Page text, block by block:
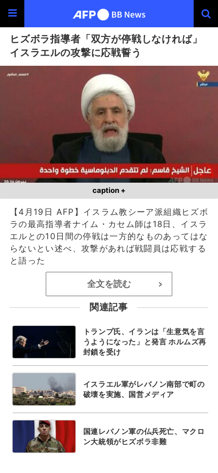
ヒズボラ指導者「双方が停戦しなければ」
イスラエルの攻撃に応戦誓う
caption +
【4月19日 AFP】イスラム教シーア派組織ヒズボ
ラの最高指導者ナイム・カセム師は18日、イスラ
エルとの10日間の停戦は一方的なものあってはな
らないとい述べ、攻撃があれば戦闘員は応戦する
と語った
全文を読む >
関連記事
トランプ氏、イランは「生意気を言
うようになった」と発言 ホルムズ再
封鎖を受け
イスラエル軍がレバノン南部で町の
破壊を実施、国営メディア
国連レバノン軍の仏兵死亡、マクロ
ン大統領がヒズボラ非難